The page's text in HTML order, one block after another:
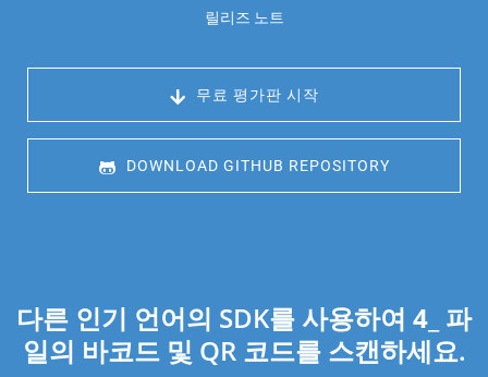
릴리즈 노트
무료 평가판 시작
DOWNLOAD GITHUB REPOSITORY
다른 인기 언어의 SDK를 사용하여 4 _ 파
일의 바코드 및 QR 코드를 스캔하세요.